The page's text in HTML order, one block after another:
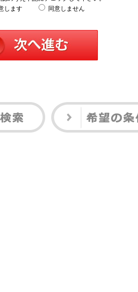
します
同意しません